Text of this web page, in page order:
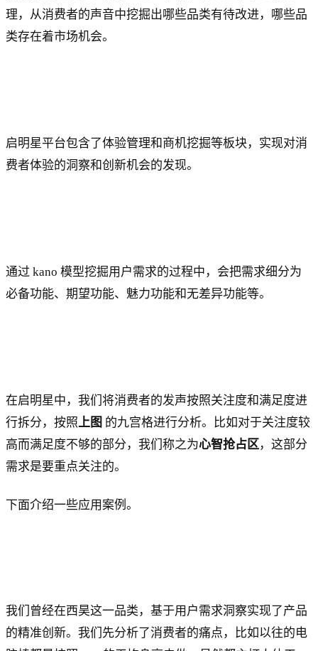
理，从消费者的声音中挖掘出哪些品类有待改进，哪些品
类存在着市场机会。
启明星平台包含了体验管理和商机挖掘等板块，实现对消
费者体验的洞察和创新机会的发现。
通过 kano 模型挖掘用户需求的过程中，会把需求细分为
必备功能、期望功能、魅力功能和无差异功能等。
在启明星中，我们将消费者的发声按照关注度和满足度进
行拆分，按照 上图 的九宫格进行分析。比如对于关注度较
高而满足度不够的部分，我们称之为心智抢占区，这部分
需求是要重点关注的。
下面介绍一些应用案例。
我们曾经在西昊这一品类，基于用户需求洞察实现了产品
的精准创新。我们先分析了消费者的痛点，比如以往的电